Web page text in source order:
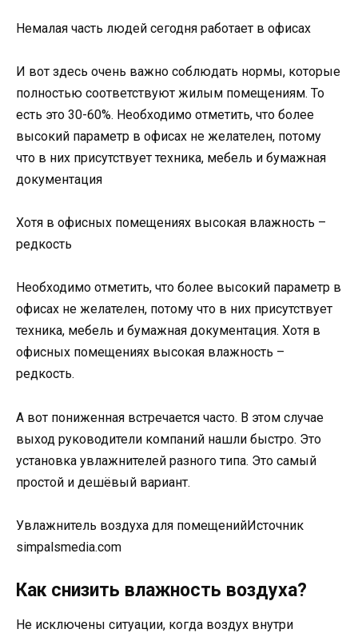
Немалая часть людей сегодня работает в офисах
И вот здесь очень важно соблюдать нормы, которые
полностью соответствуют жилым помещениям. То
есть это 30-60%. Необходимо отметить, что более
высокий параметр в офисах не желателен, потому
что в них присутствует техника, мебель и бумажная
документация
Хотя в офисных помещениях высокая влажность –
редкость
Необходимо отметить, что более высокий параметр в
офисах не желателен, потому что в них присутствует
техника, мебель и бумажная документация. Хотя в
офисных помещениях высокая влажность –
редкость.
А вот пониженная встречается часто. В этом случае
выход руководители компаний нашли быстро. Это
установка увлажнителей разного типа. Это самый
простой и дешёвый вариант.
Увлажнитель воздуха для помещенийИсточник
simpalsmedia.com
Как снизить влажность воздуха?
Не исключены ситуации, когда воздух внутри